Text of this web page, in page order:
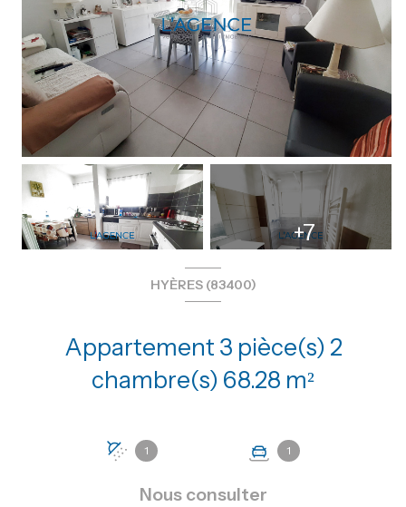
+7
HYÈRES (83400)
Appartement 3 pièce(s) 2
chambre(s) 68.28 m²
1 1
Nous consulter